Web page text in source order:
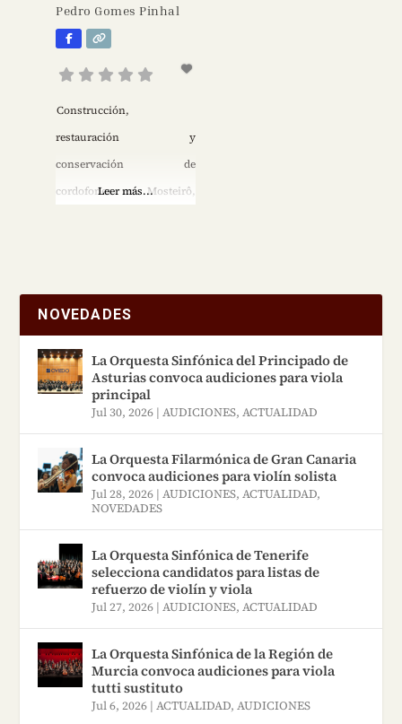
Pedro Gomes Pinhal
Construcción,
restauración y
conservación de
cordofones en Mosteirô,
Leer más...
NOVEDADES
La Orquesta Sinfónica del Principado de
Asturias convoca audiciones para viola
principal
Jul 30, 2026 |AUDICIONES,ACTUALIDAD
La Orquesta Filarmónica de Gran Canaria
convoca audiciones para violín solista
Jul 28, 2026 |AUDICIONES,ACTUALIDAD,
NOVEDADES
La Orquesta Sinfónica de Tenerife
selecciona candidatos para listas de
refuerzo de violín y viola
Jul 27, 2026 |AUDICIONES,ACTUALIDAD
La Orquesta Sinfónica de la Región de
Murcia convoca audiciones para viola
tutti sustituto
Jul 6, 2026 |ACTUALIDAD,AUDICIONES